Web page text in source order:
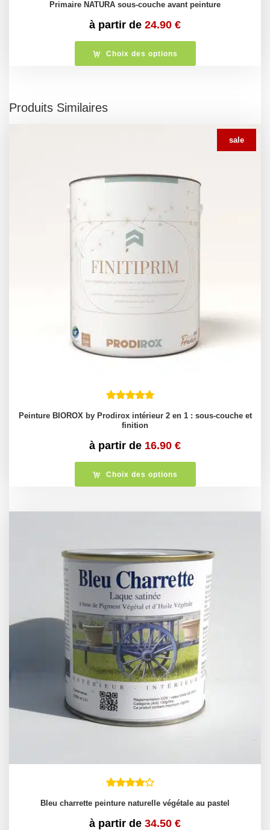
Primaire NATURA sous-couche avant peinture
à partir de 24.90 €
Choix des options
Produits Similaires
sale
Peinture BIOROX by Prodirox intérieur 2 en 1 : sous-couche et
finition
à partir de 16.90 €
Choix des options
Bleu charrette peinture naturelle végétale au pastel
à partir de 34.50 €